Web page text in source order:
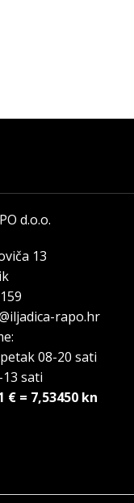
d.o.o.
13
rapo.hr
08-20 sati
sati
€ = 7,53450 kn